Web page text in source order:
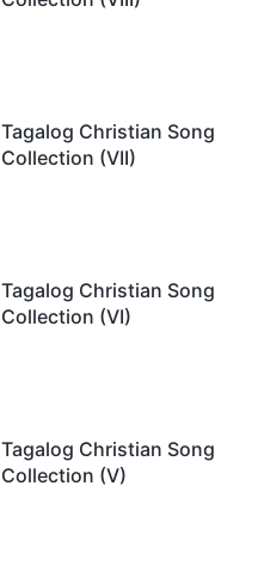
Tagalog Christian Song
Collection (VII)
Tagalog Christian Song
Collection (VI)
Tagalog Christian Song
Collection (V)